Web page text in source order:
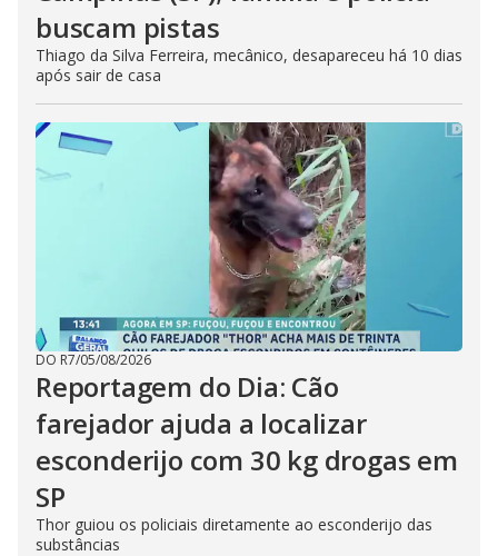
buscam pistas
Thiago da Silva Ferreira, mecânico, desapareceu há 10 dias
após sair de casa
DO R7/05/08/2026
Reportagem do Dia: Cão
farejador ajuda a localizar
esconderijo com 30 kg drogas em
SP
Thor guiou os policiais diretamente ao esconderijo das
substâncias